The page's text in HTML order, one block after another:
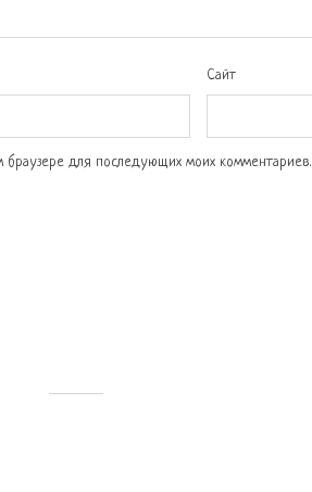
Сайт
браузере для последующих моих комментариев.